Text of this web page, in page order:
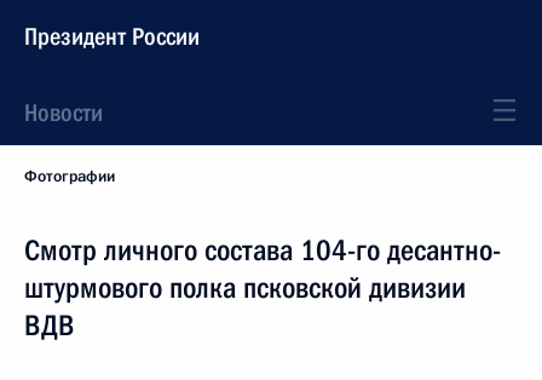
Президент России
Новости
Фотографии
Смотр личного состава 104-го десантно-
штурмового полка псковской дивизии
ВДВ